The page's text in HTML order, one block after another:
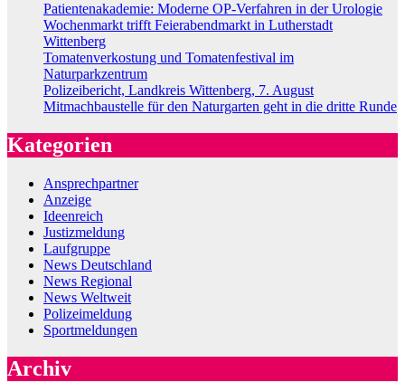
Patientenakademie: Moderne OP-Verfahren in der Urologie
Wochenmarkt trifft Feierabendmarkt in Lutherstadt
Wittenberg
Tomatenverkostung und Tomatenfestival im
Naturparkzentrum
Polizeibericht, Landkreis Wittenberg, 7. August
Mitmachbaustelle für den Naturgarten geht in die dritte Runde
Kategorien
Ansprechpartner
Anzeige
Ideenreich
Justizmeldung
Laufgruppe
News Deutschland
News Regional
News Weltweit
Polizeimeldung
Sportmeldungen
Archiv